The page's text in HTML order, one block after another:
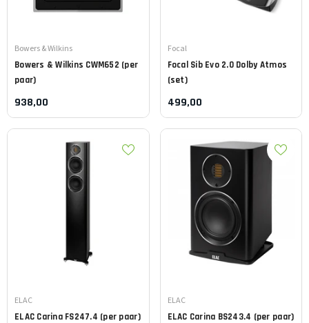
Leverancier:
Bowers & Wilkins
Bowers & Wilkins CWM652 (per
paar)
938,00
Leverancier:
Focal
Focal Sib Evo 2.0 Dolby Atmos
(set)
499,00
Leverancier:
ELAC
ELAC Carina FS247.4 (per paar)
Leverancier:
ELAC
ELAC Carina BS243.4 (per paar)